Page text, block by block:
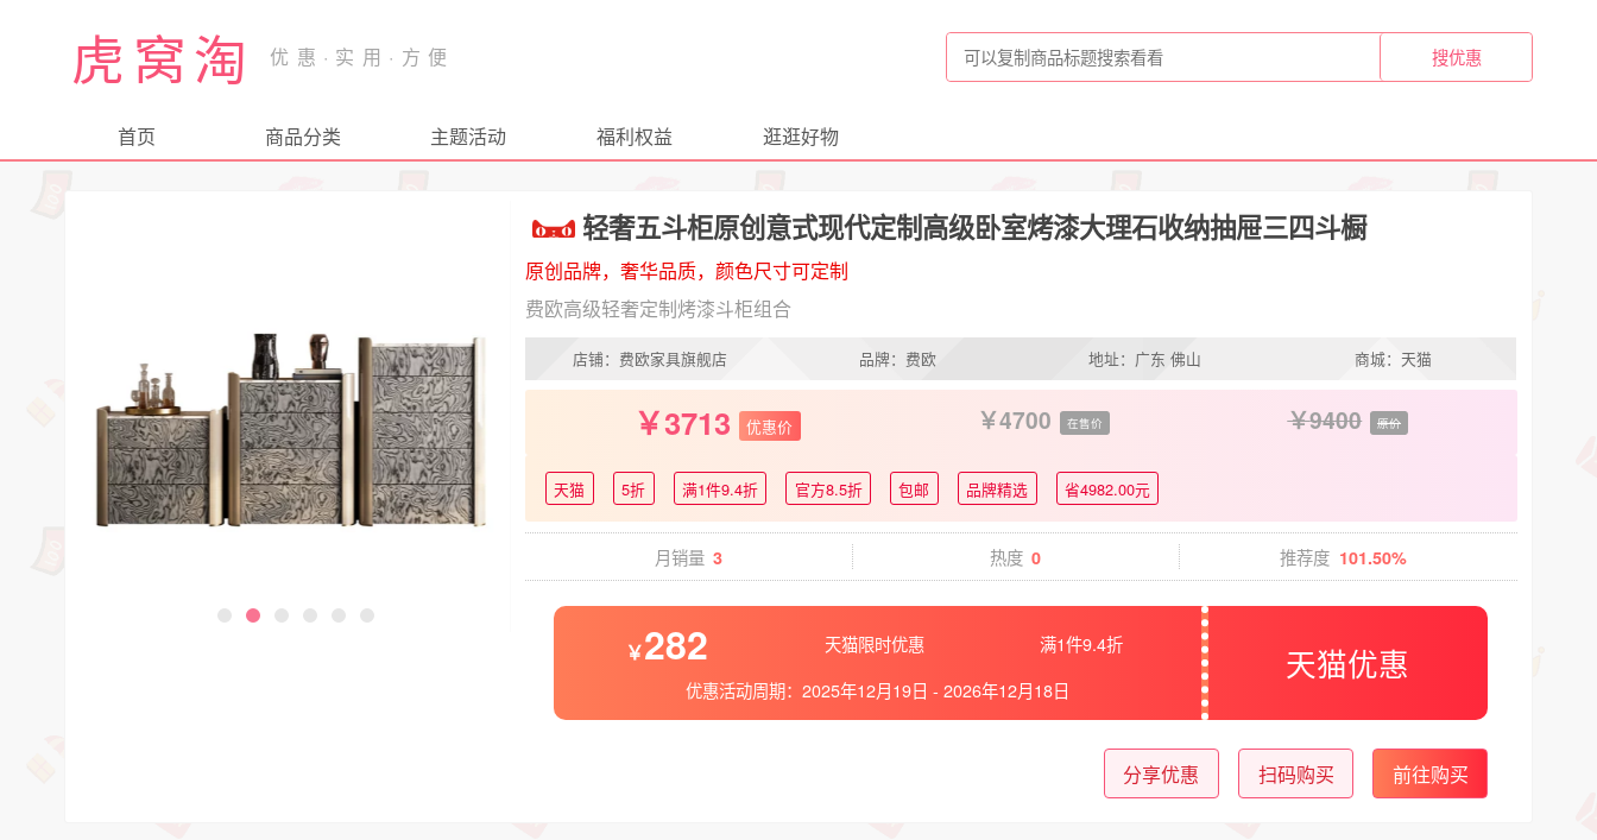
虎窝淘
首页 商品分类 主题活动 福利权益 逛逛好物
轻奢五斗柜原创意式现代定制高级卧室烤漆大理石收纳抽屉三四斗橱
原创品牌，奢华品质，颜色尺寸可定制
费欧高级轻奢定制烤漆斗柜组合
店铺：费欧家具旗舰店 品牌：费欧 地址：广东 佛山 商城：天猫
3713 优惠价 4700 在售价 9400 原价
天猫 5折 满1件9.4折 官方8.5折 包邮 品牌精选 省4982.00元
月销量 3 热度 0 推荐度 101.50%
282 天猫限时优惠
满1件9.4折
优惠活动周期： 2025年12月19日 - 2026年12月18日
天猫优惠
分享优惠 扫码购买 前往购买